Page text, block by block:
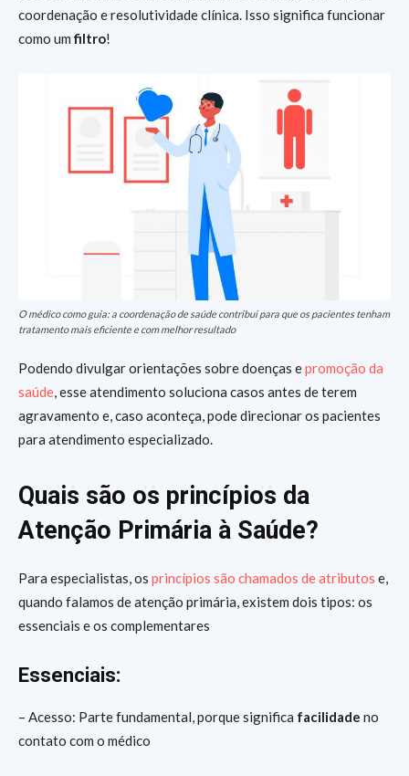
coordenação e resolutividade clínica. Isso significa funcionar
como umfiltro!
O médico como guia: a coordenação de saúde contribui para que os pacientes tenham
tratamento mais eficiente e com melhor resultado
Podendo divulgar orientações sobre doenças epromoção da
saúde, esse atendimento soluciona casos antes de terem
agravamento e, caso aconteça, pode direcionar os pacientes
para atendimento especializado.
Quais são os princípios da
Atenção Primária à Saúde?
Para especialistas, os princípios são chamados de atributos e,
quando falamos de atenção primária, existem dois tipos: os
essenciais e os complementares
Essenciais:
– Acesso: Parte fundamental, porque significa facilidade no
contato com o médico